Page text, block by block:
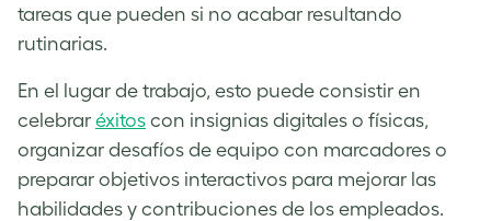
tareas que pueden si no acabar resultando
rutinarias.
En el lugar de trabajo, esto puede consistir en
celebrar éxitos con insignias digitales o físicas,
organizar desafíos de equipo con marcadores o
preparar objetivos interactivos para mejorar las
habilidades y contribuciones de los empleados.